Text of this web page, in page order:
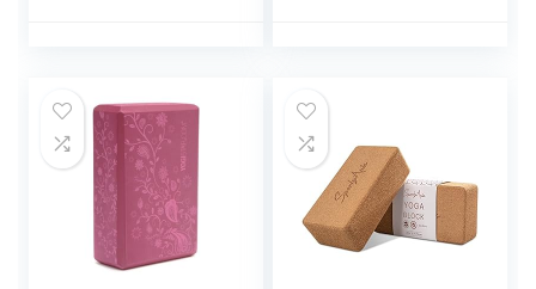
Brick – Yogaklotz
100% Naturkork